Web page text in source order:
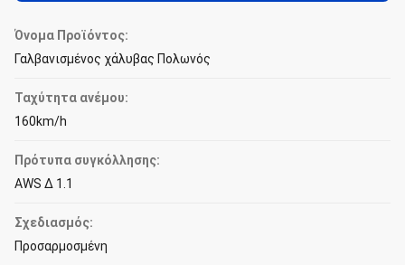
Όνομα Προϊόντος:
Γαλβανισμένος χάλυβας Πολωνός
Ταχύτητα ανέμου:
160km/h
Πρότυπα συγκόλλησης:
AWS Δ 1.1
Σχεδιασμός:
Προσαρμοσμένη